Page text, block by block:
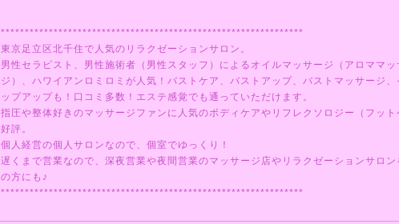
***************************************************************
東京足立区北千住で人気のリラクゼーションサロン。
男性セラピスト、男性施術者（男性スタッフ）によるオイルマッサージ（アロママッ
ジ）、ハワイアンロミロミが人気！バストケア、バストアップ、バストマッサージ
ップアップも！口コミ多数！エステ感覚でも通っていただけます。
指圧や整体好きのマッサージファンに人気のボディケアやリフレクソロジー（フッ
好評。
個人経営の個人サロンなので、個室でゆっくり！
遅くまで営業なので、深夜営業や夜間営業のマッサージ店やリラクゼーションサロ
の方にも♪
***************************************************************